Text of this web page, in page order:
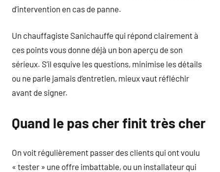
d’intervention en cas de panne.
Un chauffagiste Sanichauffe qui répond clairement à
ces points vous donne déjà un bon aperçu de son
sérieux. S’il esquive les questions, minimise les détails
ou ne parle jamais d’entretien, mieux vaut réfléchir
avant de signer.
Quand le pas cher finit très cher
On voit régulièrement passer des clients qui ont voulu
« tester » une offre imbattable, ou un installateur qui